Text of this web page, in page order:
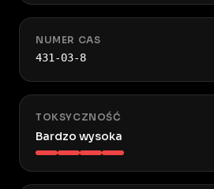
NUMER CAS
431-03-8
TOKSYCZNOŚĆ
Bardzo wysoka